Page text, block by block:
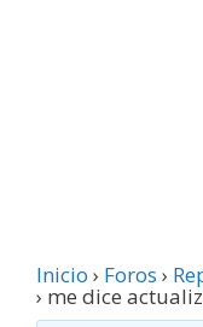
Inicio › Foros ›
› me dice